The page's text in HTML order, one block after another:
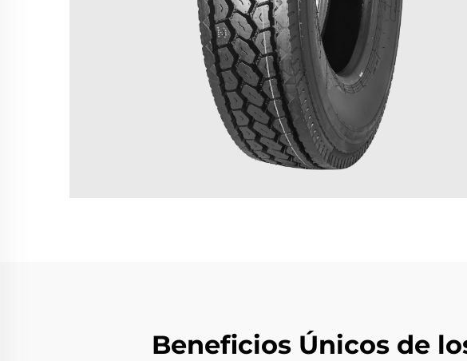
Beneficios Únicos de